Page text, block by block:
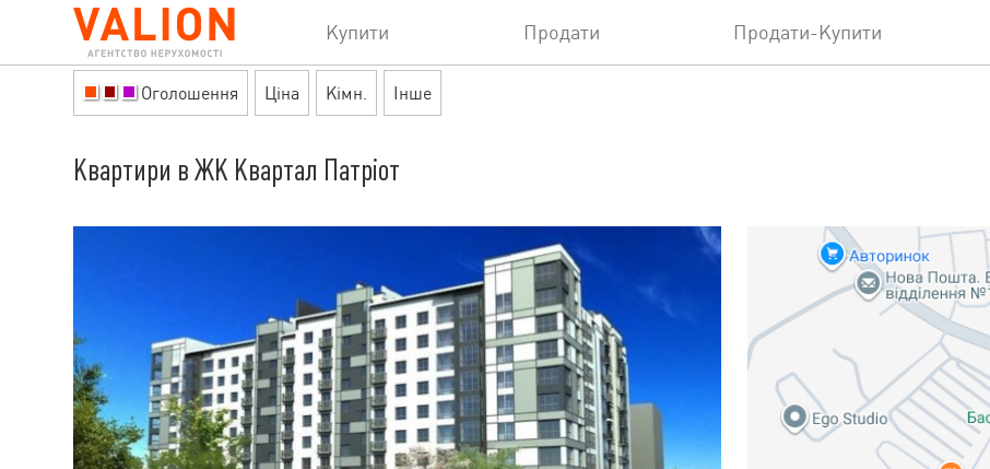
Купити Продати Продати-Купити
Оголошення Ціна Кімн. Інше
Квартири в ЖК Квартал Патріот